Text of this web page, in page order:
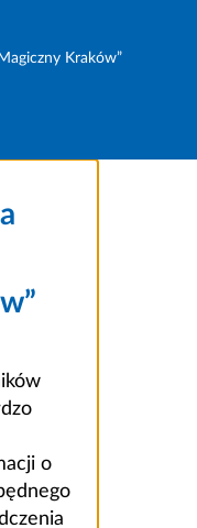
Kraków”
o